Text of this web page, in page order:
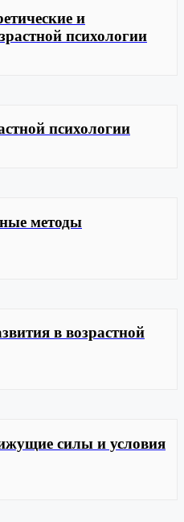
и
психологии
психологии
методы
в возрастной
силы и условия